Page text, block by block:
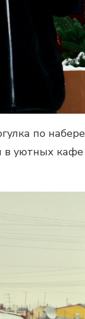
по
уютных